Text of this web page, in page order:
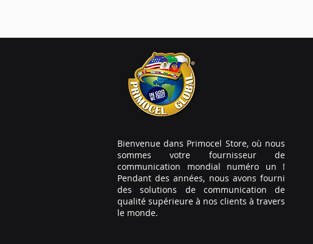
Bienvenue dans Primocel Store, où nous
sommes votre fournisseur de
communication mondial numéro un !
Pendant des années, nous avons fourni
des solutions de communication de
qualité supérieure à nos clients à travers
le monde.